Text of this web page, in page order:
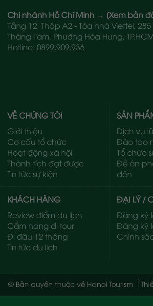
Chi nhánh Hồ Chí Minh → [Xem bản
Tầng 12, Tháp A2 - Tòa nhà Viettel,
Tháng Tám, Phường Hòa Hưng,
Hotline: 0899.909.936
VỀ CHÚNG TÔI
Giới thiệu
Cơ cấu tổ chức
Hoạt động xã hội
Thành tích đạt được
Tin tức sự kiện
SẢN
Dịch vụ
Đào tạo
Tổ chức
Đề án
đến
KHÁCH HÀNG
Review điểm du lịch
Cẩm nang đi tour
Đi đâu 12 tháng
Tin tức du lịch
ĐẠI LÝ /
Đăng ký
Đăng ký
Chính
© Bản quyền thuộc về Hanoi Tourism